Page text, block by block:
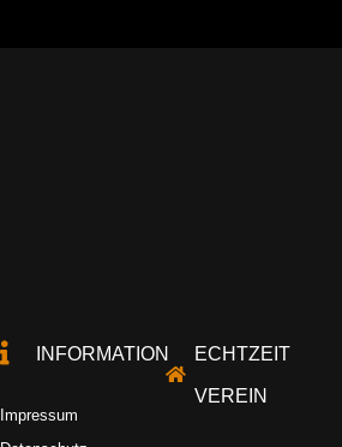
INFORMATION
Impressum
ECHTZEIT
VEREIN